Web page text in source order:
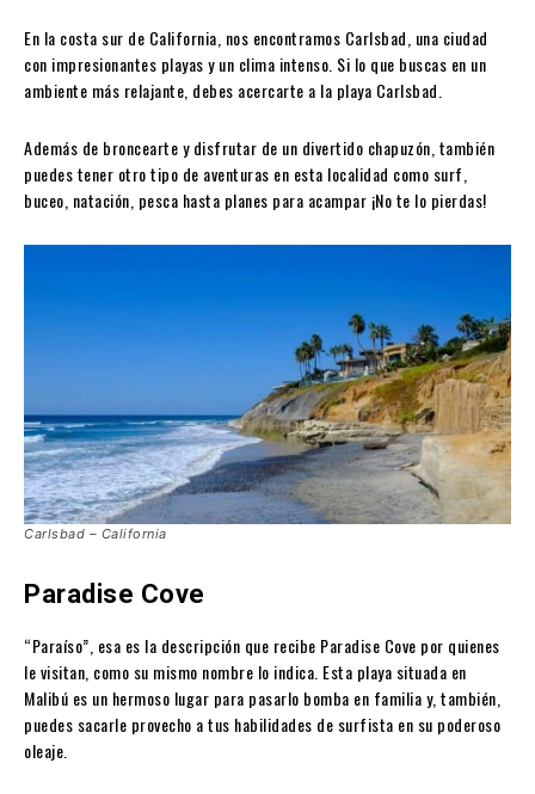
En la costa sur de California, nos encontramos Carlsbad, una ciudad
con impresionantes playas y un clima intenso. Si lo que buscas en un
ambiente más relajante, debes acercarte a la playa Carlsbad.
Además de broncearte y disfrutar de un divertido chapuzón, también
puedes tener otro tipo de aventuras en esta localidad como surf,
buceo, natación, pesca hasta planes para acampar ¡No te lo pierdas!
Carlsbad – California
Paradise Cove
“Paraíso”, esa es la descripción que recibe Paradise Cove por quienes
le visitan, como su mismo nombre lo indica. Esta playa situada en
Malibú es un hermoso lugar para pasarlo bomba en familia y, también,
puedes sacarle provecho a tus habilidades de surfista en su poderoso
oleaje.